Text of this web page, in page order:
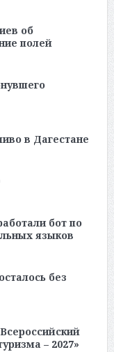
об
полей
в Дагестане
бот по
языков
без
– 2027»